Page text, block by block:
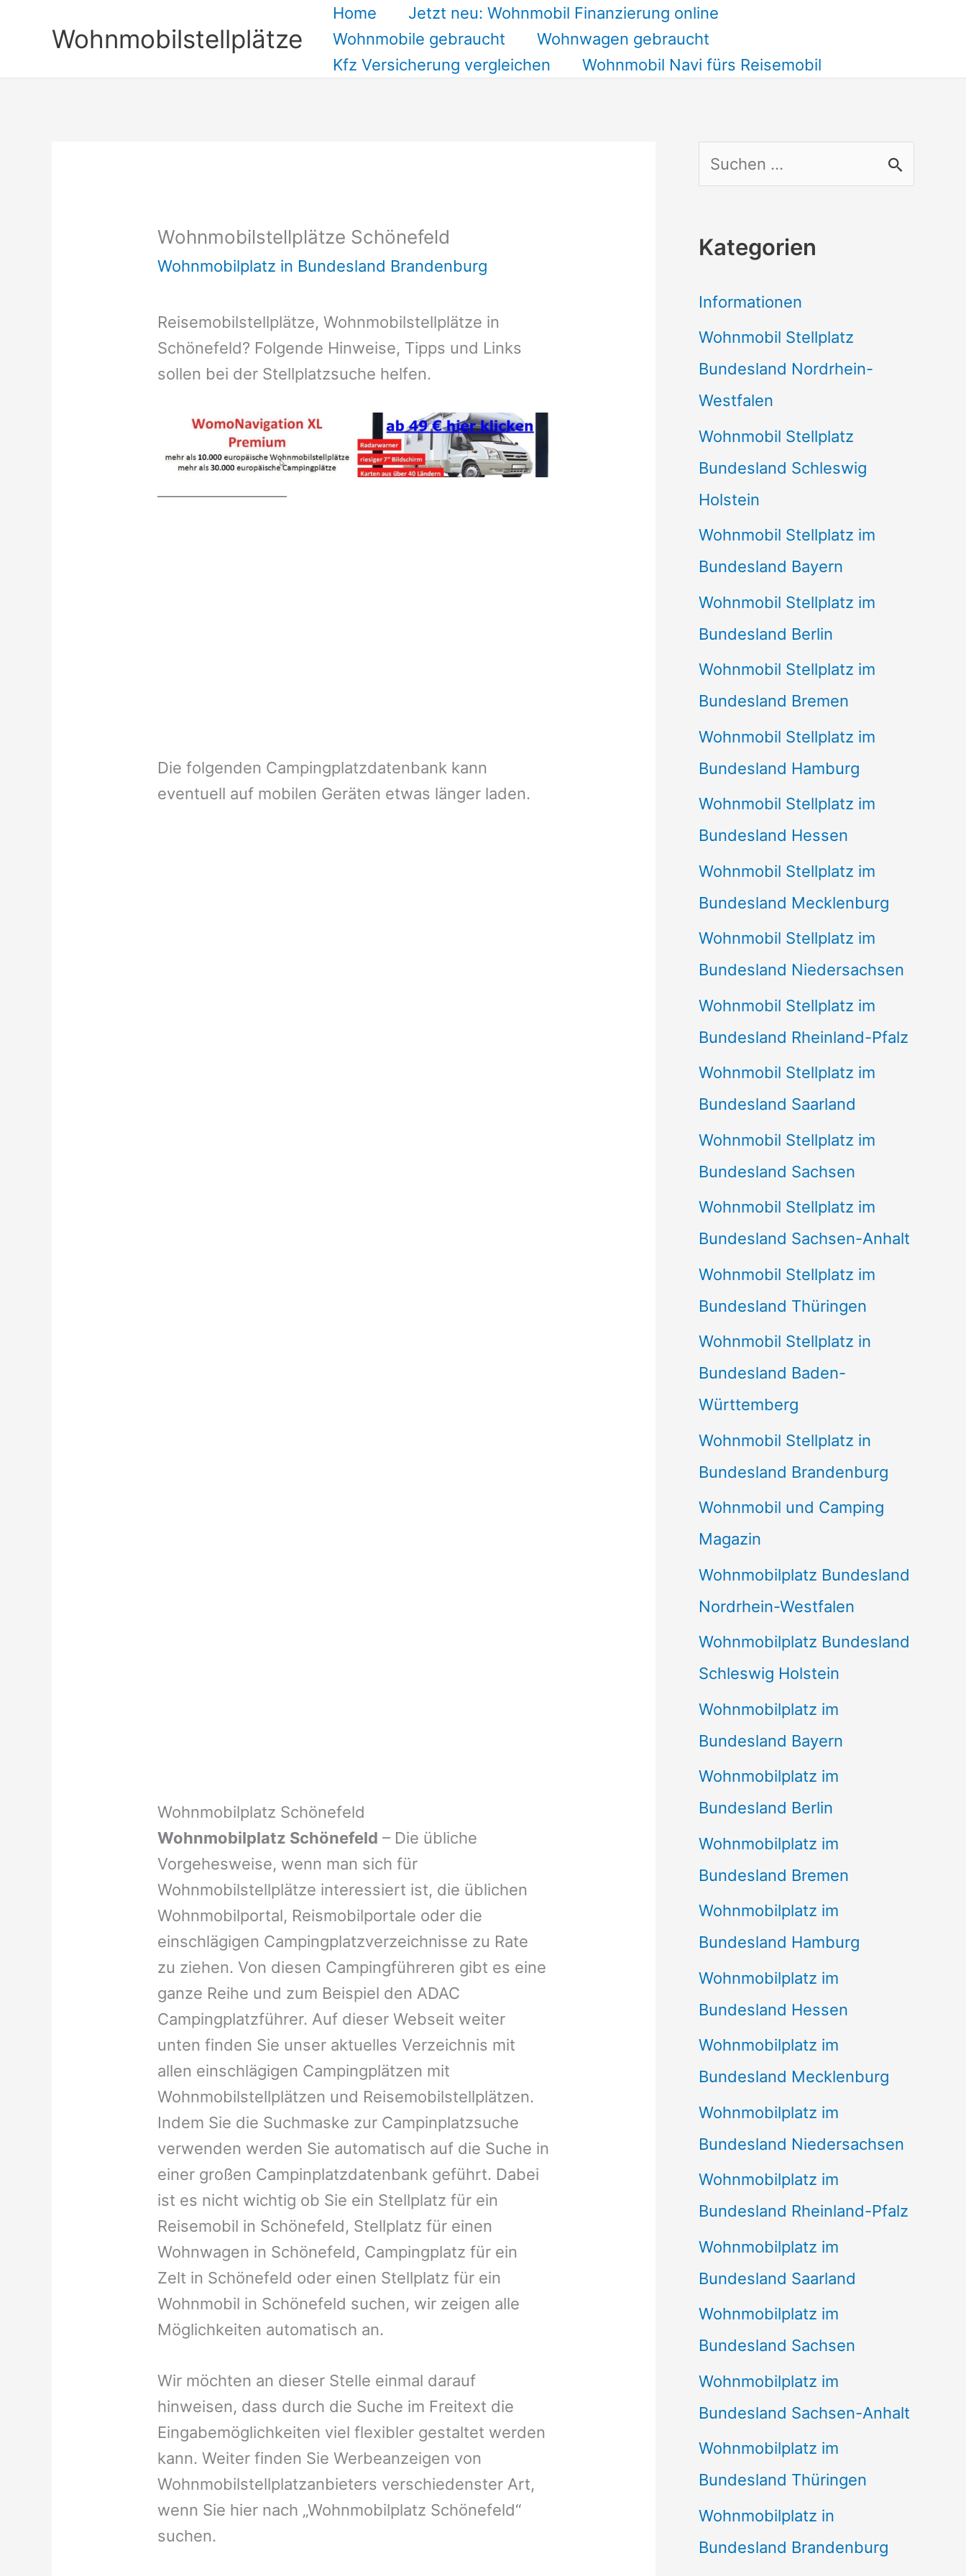
Wohnmobilstellplätze
Home
Jetzt neu: Wohnmobil Finanzierung online
Wohnmobile gebraucht
Wohnwagen gebraucht
Kfz Versicherung vergleichen
Wohnmobil Navi fürs Reisemobil
Wohnmobilstellplätze Schönefeld
Wohnmobilplatz in Bundesland Brandenburg
Reisemobilstellplätze, Wohnmobilstellplätze in
Schönefeld? Folgende Hinweise, Tipps und Links
sollen bei der Stellplatzsuche helfen.
Die folgenden Campingplatzdatenbank kann
eventuell auf mobilen Geräten etwas länger laden.
Wohnmobilplatz Schönefeld
Wohnmobilplatz Schönefeld – Die übliche
Vorgehesweise, wenn man sich für
Wohnmobilstellplätze interessiert ist, die üblichen
Wohnmobilportal, Reismobilportale oder die
einschlägigen Campingplatzverzeichnisse zu Rate
zu ziehen. Von diesen Campingführeren gibt es eine
ganze Reihe und zum Beispiel den ADAC
Campingplatzführer. Auf dieser Webseit weiter
unten finden Sie unser aktuelles Verzeichnis mit
allen einschlägigen Campingplätzen mit
Wohnmobilstellplätzen und Reisemobilstellplätzen.
Indem Sie die Suchmaske zur Campinplatzsuche
verwenden werden Sie automatisch auf die Suche in
einer großen Campinplatzdatenbank geführt. Dabei
ist es nicht wichtig ob Sie ein Stellplatz für ein
Reisemobil in Schönefeld, Stellplatz für einen
Wohnwagen in Schönefeld, Campingplatz für ein
Zelt in Schönefeld oder einen Stellplatz für ein
Wohnmobil in Schönefeld suchen, wir zeigen alle
Möglichkeiten automatisch an.
Wir möchten an dieser Stelle einmal darauf
hinweisen, dass durch die Suche im Freitext die
Eingabemöglichkeiten viel flexibler gestaltet werden
kann. Weiter finden Sie Werbeanzeigen von
Wohnmobilstellplatzanbieters verschiedenster Art,
wenn Sie hier nach „Wohnmobilplatz Schönefeld“
suchen.
u
h
n
a
c
h
:
Kategorien
Informationen
Wohnmobil Stellplatz
Bundesland Nordrhein-
Westfalen
Wohnmobil Stellplatz
Bundesland Schleswig
Holstein
Wohnmobil Stellplatz im
Bundesland Bayern
Wohnmobil Stellplatz im
Bundesland Berlin
Wohnmobil Stellplatz im
Bundesland Bremen
Wohnmobil Stellplatz im
Bundesland Hamburg
Wohnmobil Stellplatz im
Bundesland Hessen
Wohnmobil Stellplatz im
Bundesland Mecklenburg
Wohnmobil Stellplatz im
Bundesland Niedersachsen
Wohnmobil Stellplatz im
Bundesland Rheinland-Pfalz
Wohnmobil Stellplatz im
Bundesland Saarland
Wohnmobil Stellplatz im
Bundesland Sachsen
Wohnmobil Stellplatz im
Bundesland Sachsen-Anhalt
Wohnmobil Stellplatz im
Bundesland Thüringen
Wohnmobil Stellplatz in
Bundesland Baden-
Württemberg
Wohnmobil Stellplatz in
Bundesland Brandenburg
Wohnmobil und Camping
Magazin
Wohnmobilplatz Bundesland
Nordrhein-Westfalen
Wohnmobilplatz Bundesland
Schleswig Holstein
Wohnmobilplatz im
Bundesland Bayern
Wohnmobilplatz im
Bundesland Berlin
Wohnmobilplatz im
Bundesland Bremen
Wohnmobilplatz im
Bundesland Hamburg
Wohnmobilplatz im
Bundesland Hessen
Wohnmobilplatz im
Bundesland Mecklenburg
Wohnmobilplatz im
Bundesland Niedersachsen
Wohnmobilplatz im
Bundesland Rheinland-Pfalz
Wohnmobilplatz im
Bundesland Saarland
Wohnmobilplatz im
Bundesland Sachsen
Wohnmobilplatz im
Bundesland Sachsen-Anhalt
Wohnmobilplatz im
Bundesland Thüringen
Wohnmobilplatz in
Bundesland Brandenburg